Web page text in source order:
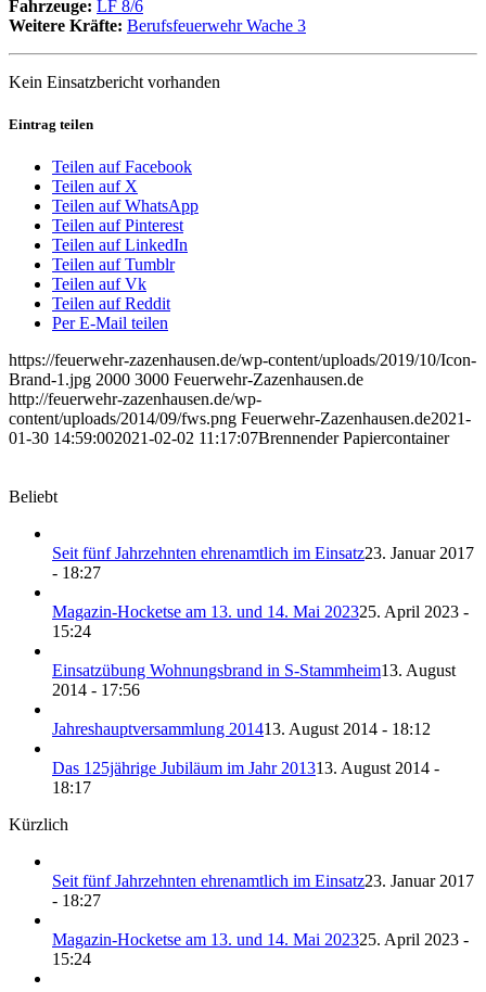
Fahrzeuge: LF 8/6
Weitere Kräfte: Berufsfeuerwehr Wache 3
Kein Einsatzbericht vorhanden
Eintrag teilen
Teilen auf Facebook
Teilen auf X
Teilen auf WhatsApp
Teilen auf Pinterest
Teilen auf LinkedIn
Teilen auf Tumblr
Teilen auf Vk
Teilen auf Reddit
Per E-Mail teilen
https://feuerwehr-zazenhausen.de/wp-content/uploads/2019/10/Icon-
Brand-1.jpg 2000 3000 Feuerwehr-Zazenhausen.de
http://feuerwehr-zazenhausen.de/wp-
content/uploads/2014/09/fws.png Feuerwehr-Zazenhausen.de2021-
01-30 14:59:002021-02-02 11:17:07Brennender Papiercontainer
Beliebt
Seit fünf Jahrzehnten ehrenamtlich im Einsatz23. Januar 2017
- 18:27
Magazin-Hocketse am 13. und 14. Mai 202325. April 2023 -
15:24
Einsatzübung Wohnungsbrand in S-Stammheim13. August
2014 - 17:56
Jahreshauptversammlung 201413. August 2014 - 18:12
Das 125jährige Jubiläum im Jahr 201313. August 2014 -
18:17
Kürzlich
Seit fünf Jahrzehnten ehrenamtlich im Einsatz23. Januar 2017
- 18:27
Magazin-Hocketse am 13. und 14. Mai 202325. April 2023 -
15:24